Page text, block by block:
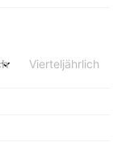
Vierteljährlich